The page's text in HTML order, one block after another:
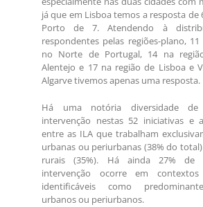
já que em Lisboa temos a resposta de
Porto de 7. Atendendo à
respondentes pelas regiões-plano,
no Norte de Portugal, 14 na
Alentejo e 17 na região de Lisboa e
Algarve tivemos apenas uma resposta.
Há uma notória diversidade
intervenção nestas 52 iniciativas e
entre as ILA que trabalham
urbanas ou periurbanas (38% do
rurais (35%). Há ainda 27% de
intervenção ocorre em
identificáveis como
urbanos ou periurbanos.